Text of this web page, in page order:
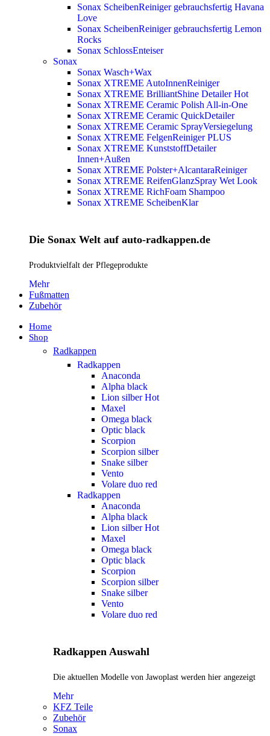
Sonax ScheibenReiniger gebrauchsfertig Havana
Love
Sonax ScheibenReiniger gebrauchsfertig Lemon
Rocks
Sonax SchlossEnteiser
Sonax
Sonax Wasch+Wax
Sonax XTREME AutoInnenReiniger
Sonax XTREME BrilliantShine DetailerHot
Sonax XTREME Ceramic Polish All-in-One
Sonax XTREME Ceramic QuickDetailer
Sonax XTREME Ceramic SprayVersiegelung
Sonax XTREME FelgenReiniger PLUS
Sonax XTREME KunststoffDetailer
Innen+Außen
Sonax XTREME Polster+AlcantaraReiniger
Sonax XTREME ReifenGlanzSpray Wet Look
Sonax XTREME RichFoam Shampoo
Sonax XTREME ScheibenKlar
Die Sonax Welt auf auto-radkappen.de
Produktvielfalt der Pflegeprodukte
Mehr
Fußmatten
Zubehör
Home
Shop
Radkappen
Radkappen
Anaconda
Alpha black
Lion silberHot
Maxel
Omega black
Optic black
Scorpion
Scorpion silber
Snake silber
Vento
Volare duo red
Radkappen
Anaconda
Alpha black
Lion silberHot
Maxel
Omega black
Optic black
Scorpion
Scorpion silber
Snake silber
Vento
Volare duo red
Radkappen Auswahl
Die aktuellen Modelle von Jawoplast werden hier angezeigt
Mehr
KFZ Teile
Zubehör
Sonax